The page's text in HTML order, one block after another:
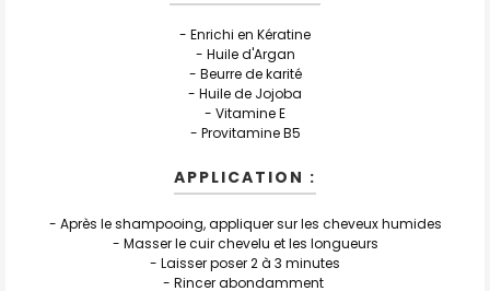
- Enrichi en Kératine
- Huile d'Argan
- Beurre de karité
- Huile de Jojoba
- Vitamine E
- Provitamine B5
APPLICATION :
- Après le shampooing, appliquer sur les cheveux humides
- Masser le cuir chevelu et les longueurs
- Laisser poser 2 à 3 minutes
- Rincer abondamment